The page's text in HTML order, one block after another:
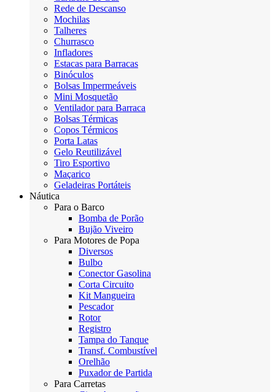
Rede de Descanso
Mochilas
Talheres
Churrasco
Infladores
Estacas para Barracas
Binóculos
Bolsas Impermeáveis
Mini Mosquetão
Ventilador para Barraca
Bolsas Térmicas
Copos Térmicos
Porta Latas
Gelo Reutilizável
Tiro Esportivo
Maçarico
Geladeiras Portáteis
Náutica
Para o Barco
Bomba de Porão
Bujão Viveiro
Para Motores de Popa
Diversos
Bulbo
Conector Gasolina
Corta Circuito
Kit Mangueira
Pescador
Rotor
Registro
Tampa do Tanque
Transf. Combustível
Orelhão
Puxador de Partida
Para Carretas